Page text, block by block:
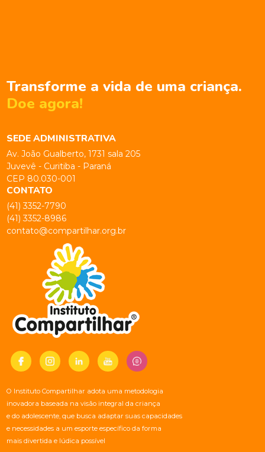
Transforme a vida de uma criança.
Doe agora!
SEDE ADMINISTRATIVA
Av. João Gualberto, 1731 sala 205
Juvevê - Curitiba - Paraná
CEP 80.030-001
CONTATO
(41) 3352-7790
(41) 3352-8986
contato@compartilhar.org.br
O Instituto Compartilhar adota uma metodologia
inovadora baseada na visão integral da criança
e do adolescente, que busca adaptar suas capacidades
e necessidades a um esporte específico da forma
mais divertida e lúdica possível